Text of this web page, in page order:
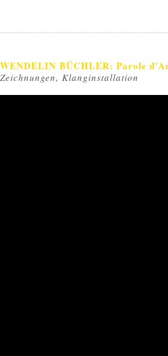
WENDELIN BÜCHLER: Parole
Zeichnungen, Klanginstallation